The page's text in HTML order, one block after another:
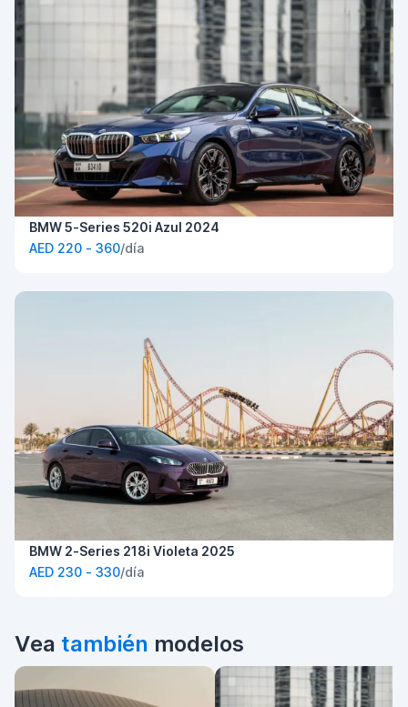
BMW 5-Series 520i Azul 2024
AED 220 - 360/día
BMW 2-Series 218i Violeta 2025
AED 230 - 330/día
Vea también modelos